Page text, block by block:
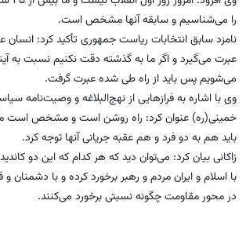
را می‌شناسیم و سابقه آنها مشخص است.
نامزد سابق انتخابات ریاست جمهوری تأکید کرد: انسان
عبرت می‌گیرد و اگر ما به گذشته دقت نکنیم نسبت به
می‌شویم پس باید از راه طی شده عبرت گرفت.
وی با اشاره به فرازهایی از نهج‌البلاغه و وصیت‌نامه
خمینی(ره) عنوان کرد: راه روشن است و مشخص است ما
باید هم به دو فرد و هم عقبه جریانی آنها توجه کرد.
زاکانی بیان کرد: می‌توان دید که هر کدام که این دو
با اسلام و ایران مردم و رهبر برخورد کرده و با دشمنان
در محور مقاومت چگونه نسبتی برخورد می‌کنند.